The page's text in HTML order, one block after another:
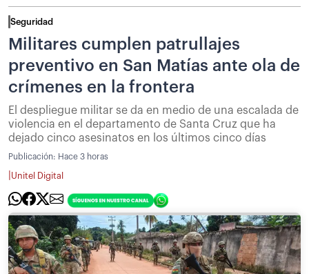
Seguridad
Militares cumplen patrullajes
preventivo en San Matías ante ola de
crímenes en la frontera
El despliegue militar se da en medio de una escalada de
violencia en el departamento de Santa Cruz que ha
dejado cinco asesinatos en los últimos cinco días
Publicación: Hace 3 horas
Unitel Digital